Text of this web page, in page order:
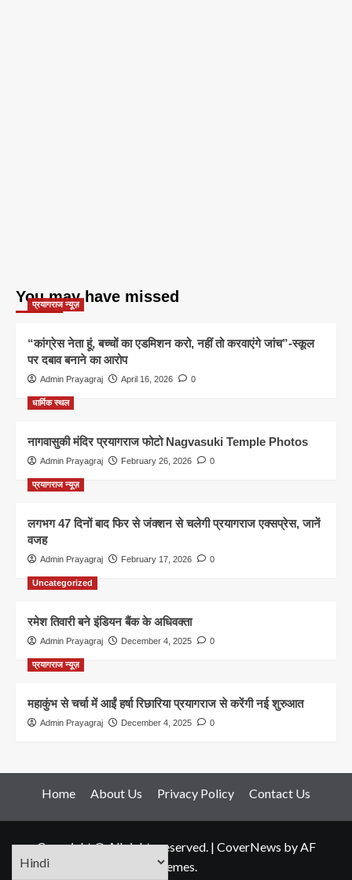
You may have missed
प्रयागराज न्यूज़
“कांग्रेस नेता हूं, बच्चों का एडमिशन करो, नहीं तो करवाएंगे जांच”-स्कूल
पर दबाव बनाने का आरोप
Admin Prayagraj April 16, 2026 0
धार्मिक स्थल
नागवासुकी मंदिर प्रयागराज फोटो Nagvasuki Temple Photos
Admin Prayagraj February 26, 2026 0
प्रयागराज न्यूज़
लगभग 47 दिनों बाद फिर से जंक्शन से चलेगी प्रयागराज एक्सप्रेस, जानें
वजह
Admin Prayagraj February 17, 2026 0
Uncategorized
रमेश तिवारी बने इंडियन बैंक के अधिवक्ता
Admin Prayagraj December 4, 2025 0
प्रयागराज न्यूज़
महाकुंभ से चर्चा में आईं हर्षा रिछारिया प्रयागराज से करेंगी नई शुरुआत
Admin Prayagraj December 4, 2025 0
Home About Us Privacy Policy Contact Us
Copyright © All rights reserved. | CoverNews by AF
themes.